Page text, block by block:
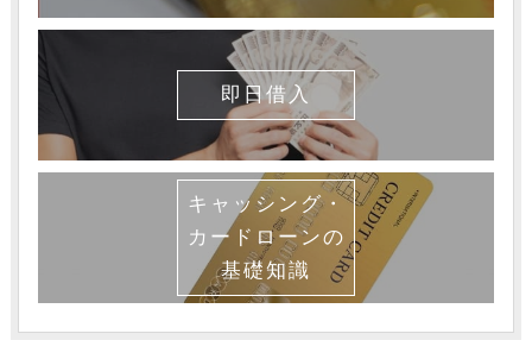
即日借入
キャッシング・
カードローンの
基礎知識